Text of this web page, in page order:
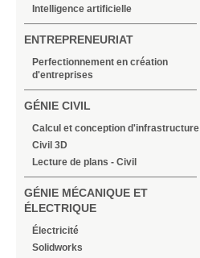
Intelligence artificielle
ENTREPRENEURIAT
Perfectionnement en création
d'entreprises
GÉNIE CIVIL
Calcul et conception d'infrastructure
Civil 3D
Lecture de plans - Civil
GÉNIE MÉCANIQUE ET
ÉLECTRIQUE
Électricité
Solidworks